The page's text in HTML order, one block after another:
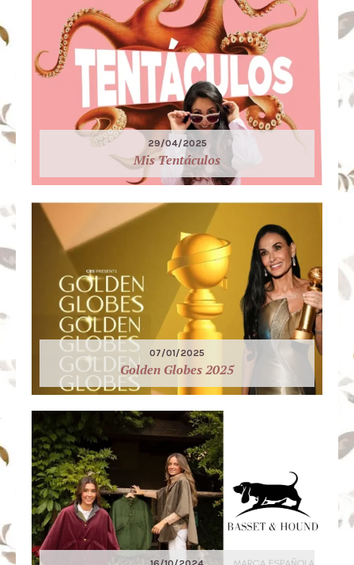
29/04/2025
Mis Tentáculos
07/01/2025
Golden Globes 2025